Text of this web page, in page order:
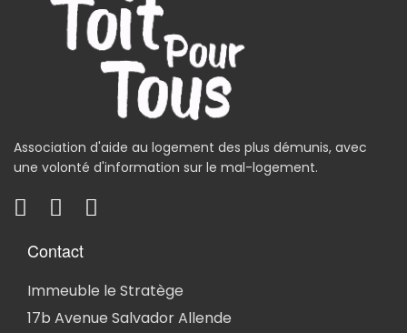
Association d'aide au logement des plus démunis, avec
une volonté d'information sur le mal-logement.
Contact
Immeuble le Stratège
17b Avenue Salvador Allende